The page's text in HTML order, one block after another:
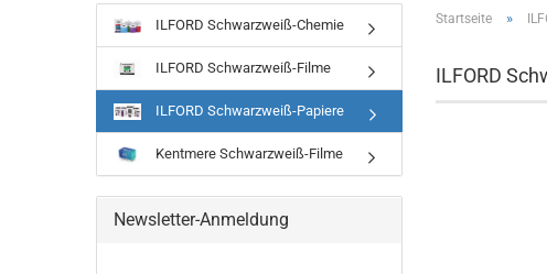
Startseite »
ILFORD
ILFORD Schwarzweiß-Chemie
ILFORD Schwarzweiß-Filme
ILFORD Schwarzweiß-Papiere
Kentmere Schwarzweiß-Filme
Newsletter-Anmeldung